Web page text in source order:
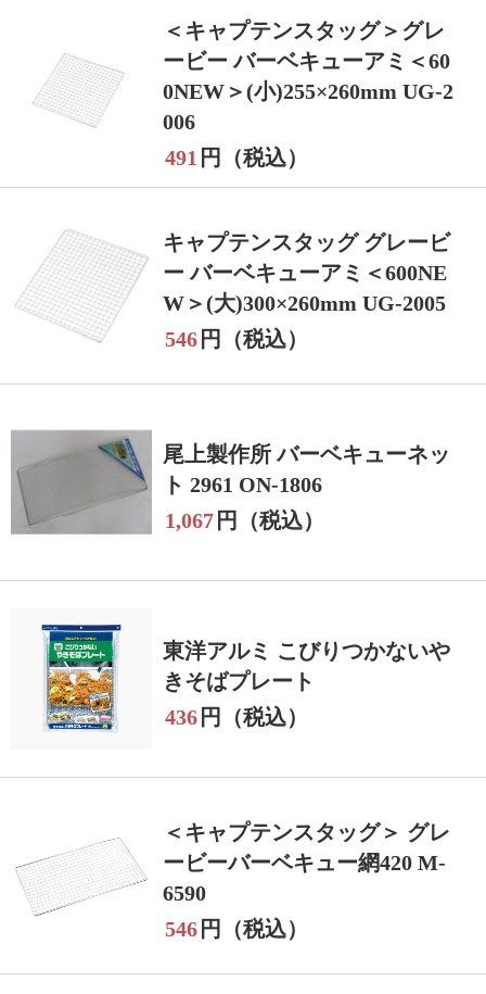
＜キャプテンスタッグ＞グレ
ービー バーベキューアミ＜60
0NEW＞(小)255×260mm UG-2
006
491 円（税込）
キャプテンスタッグ グレービ
ー バーベキューアミ＜600NE
W＞(大)300×260mm UG-2005
546 円（税込）
尾上製作所 バーベキューネッ
ト 2961 ON-1806
1,067 円（税込）
東洋アルミ こびりつかないや
きそばプレート
436 円（税込）
＜キャプテンスタッグ＞ グレ
ービーバーベキュー網420 M-
6590
546 円（税込）